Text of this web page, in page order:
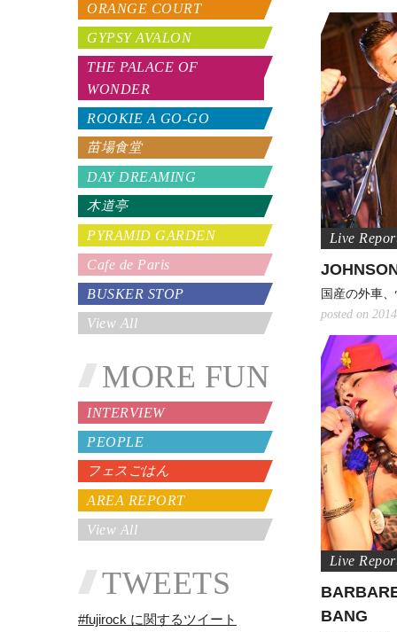
ORANGE COURT
GYPSY AVALON
THE PALACE OF
WONDER
ROOKIE A GO-GO
苗場食堂
DAY DREAMING
木道亭
PYRAMID GARDEN
Cafe de Paris
BUSKER STOP
View All
MORE FUN
INTERVIEW
PEOPLE
フェスごはん
AREA REPORT
View All
TWEETS
#fujirock に関するツイート
国産の外車
posted on
BANG